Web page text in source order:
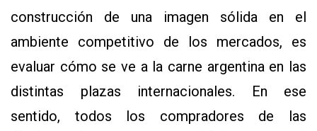
construcción de una imagen sólida en el
ambiente competitivo de los mercados, es
evaluar cómo se ve a la carne argentina en las
distintas plazas internacionales. En ese
sentido, todos los compradores de las